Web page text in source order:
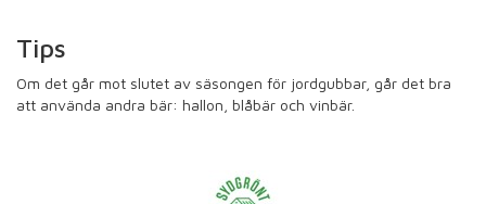
Tips
Om det går mot slutet av säsongen för jordgubbar, går det bra
att använda andra bär: hallon, blåbär och vinbär.